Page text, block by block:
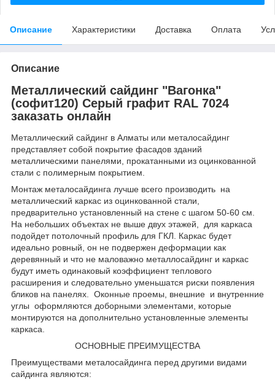
Описание Характеристики Доставка Оплата
Описание
Металлический сайдинг "Вагонка"
(софит120) Серый графит RAL 7024
заказать онлайн
Металлический сайдинг в Алматы или металосайдинг
представляет собой покрытие фасадов зданий
металлическими панелями, прокатанными из оцинкованной
стали с полимерным покрытием.
Монтаж металосайдинга лучше всего производить на
металлический каркас из оцинкованной стали,
предварительно установленный на стене с шагом 50-60 см.
На небольших объектах не выше двух этажей, для каркаса
подойдет потолочный профиль для ГКЛ. Каркас будет
идеально ровный, он не подвержен деформации как
деревянный и что не маловажно металлосайдинг и каркас
будут иметь одинаковый коэффициент теплового
расширения и следовательно уменьшатся риски появления
бликов на панелях. Оконные проемы, внешние и внутренние
углы оформляются доборными элементами, которые
монтируются на дополнительно установленные элементы
каркаса.
ОСНОВНЫЕ ПРЕИМУЩЕСТВА
Преимуществами металосайдинга перед другими видами
сайдинга являются: